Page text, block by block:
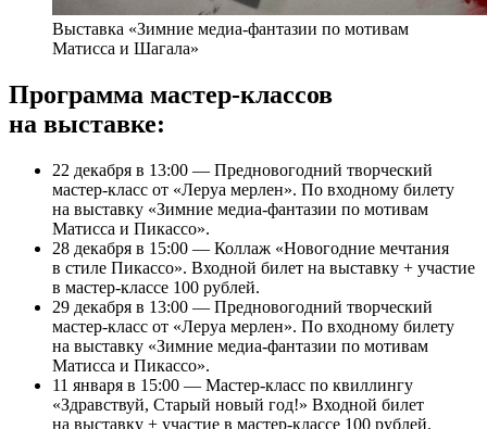
Выставка «Зимние медиа-фантазии по мотивам
Матисса и Шагала»
Программа мастер-классов
на выставке:
22 декабря в 13:00 — Предновогодний творческий
мастер-класс от «Леруа мерлен». По входному билету
на выставку «Зимние медиа-фантазии по мотивам
Матисса и Пикассо».
28 декабря в 15:00 — Коллаж «Новогодние мечтания
в стиле Пикассо». Входной билет на выставку + участие
в мастер-классе 100 рублей.
29 декабря в 13:00 — Предновогодний творческий
мастер-класс от «Леруа мерлен». По входному билету
на выставку «Зимние медиа-фантазии по мотивам
Матисса и Пикассо».
11 января в 15:00 — Мастер-класс по квиллингу
«Здравствуй, Старый новый год!» Входной билет
на выставку + участие в мастер-классе 100 рублей.